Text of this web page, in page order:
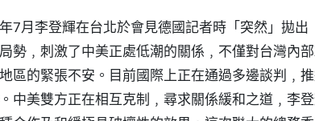
7月李登輝在台北於會見德國記者時「突然」拋出
勢﹐刺激了中美正處低潮的關係﹐不僅對台灣內
區的緊張不安。目前國際上正在通過多邊談判﹐
中美雙方正在相互克制﹐尋求關係緩和之道﹐李